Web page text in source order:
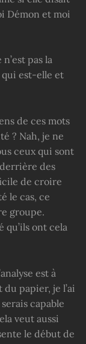
Démon et moi
pas la
qui est-elle et
de ces mots
? Nah, je ne
ceux qui sont
des
de croire
le cas, ce
groupe.
qu’ils ont cela
est à
papier, je l’ai
capable
veut aussi
le début de